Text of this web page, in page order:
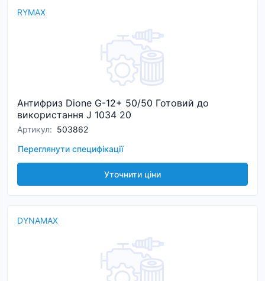
RYMAX
Антифриз Dione G-12+ 50/50 Готовий до
використання J 1034 20
Артикул: 503862
Переглянути специфікації
Уточнити ціни
DYNAMAX